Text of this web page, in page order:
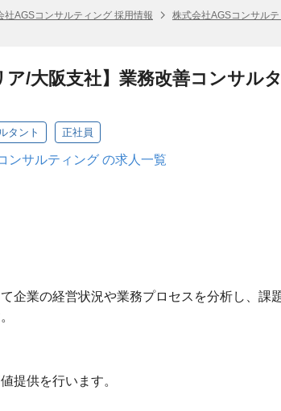
社AGSコンサルティング 採用情報 株式会社AGSコンサル
ア/大阪支社】業務改善コンサ
タント 正社員
ンサルティング の求人一覧
企業の経営状況や業務プロセスを分析し、課
提供を行います。